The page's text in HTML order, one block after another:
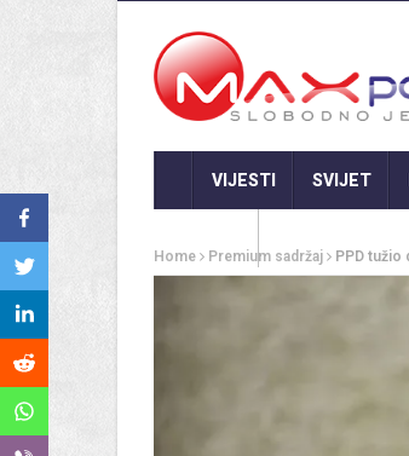
VIJESTI SVIJET
Home Premium sadržaj PPD